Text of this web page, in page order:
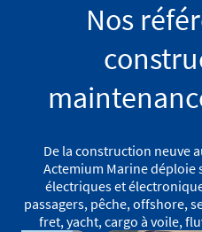
Nos
De la construction neuve
Actemium Marine déploie
électriques et
passagers, pêche, offshore,
fret, yacht, cargo à voile,